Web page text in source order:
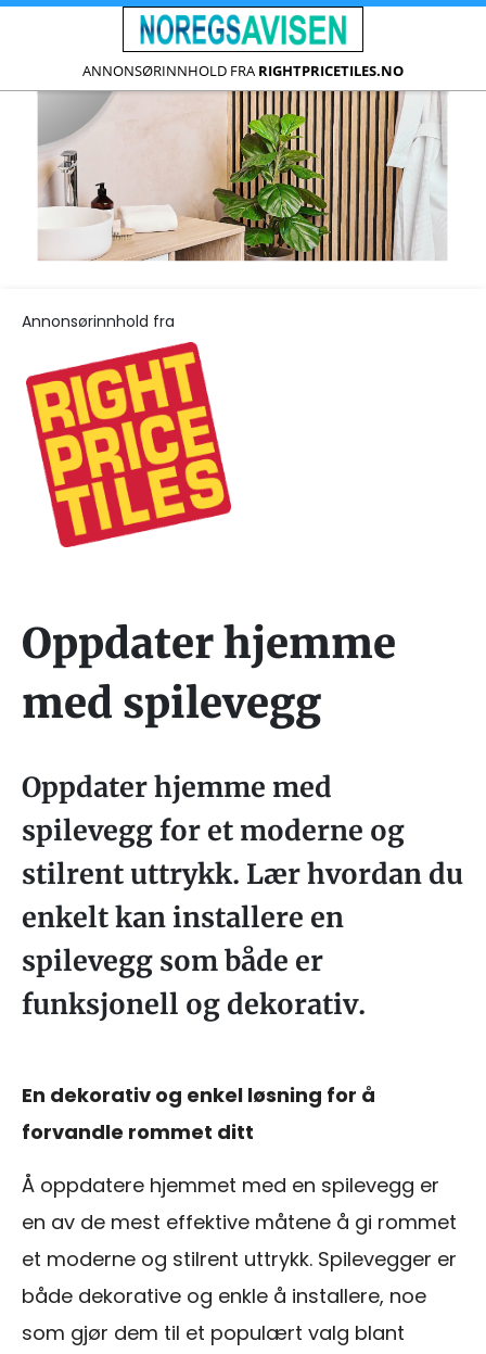
ANNONSØRINNHOLD FRA RIGHTPRICETILES.NO
Annonsørinnhold fra
Oppdater hjemme
med spilevegg
Oppdater hjemme med
spilevegg for et moderne og
stilrent uttrykk. Lær hvordan du
enkelt kan installere en
spilevegg som både er
funksjonell og dekorativ.
En dekorativ og enkel løsning for å
forvandle rommet ditt
Å oppdatere hjemmet med en spilevegg er
en av de mest effektive måtene å gi rommet
et moderne og stilrent uttrykk. Spilevegger er
både dekorative og enkle å installere, noe
som gjør dem til et populært valg blant